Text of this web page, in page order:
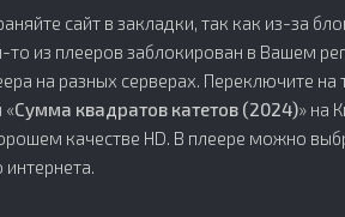
сайт в закладки, так как из-за
то из плееров заблокирован в Вашем
на разных серверах. Переключите
«Сумма квадратов катетов (2024)» на
качестве HD. В плеере можно